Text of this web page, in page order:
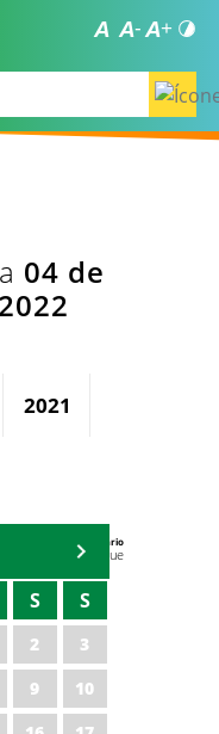
04 de
2021
Agenda do Secretário
Zezinho Albuquerque
S S
2
3
9
10